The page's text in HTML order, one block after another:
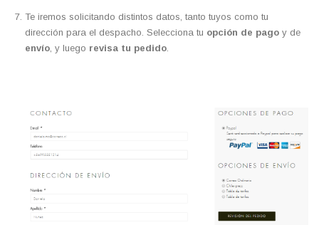
Te iremos solicitando distintos datos, tanto tuyos como tu
dirección para el despacho. Selecciona tu opción de pago y de
envío, y luego revisa tu pedido.